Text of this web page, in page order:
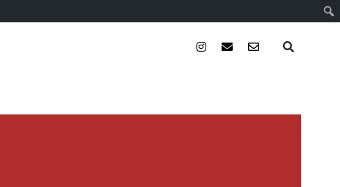
instagram
emailemail-